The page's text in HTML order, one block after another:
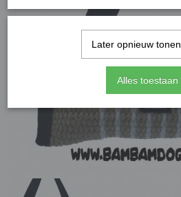
Later opnieuw tonen
Alles toestaan